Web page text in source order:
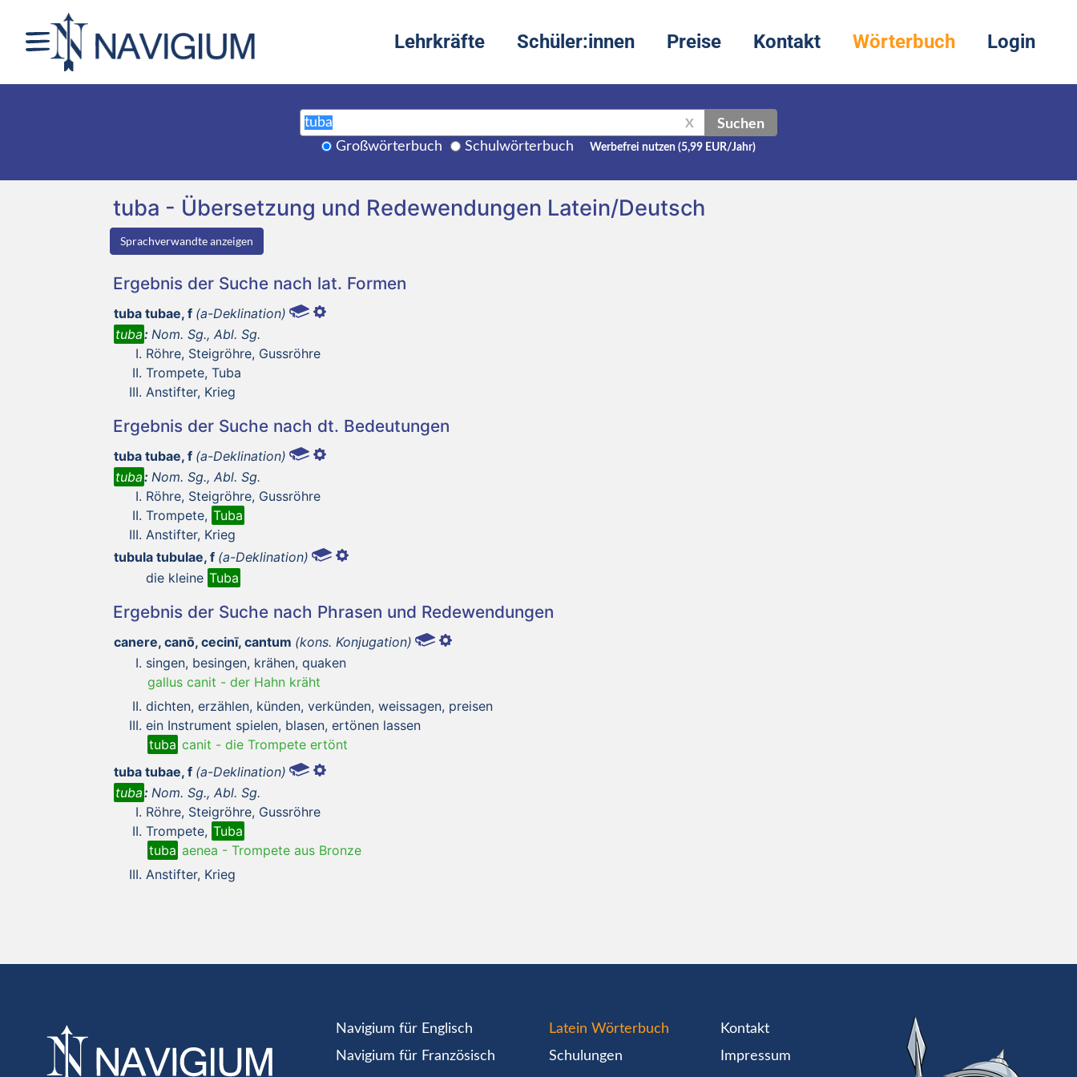
Lehrkräfte Schüler:innen Preise Kontakt Wörterbuch Login
X Suchen
Großwörterbuch Schulwörterbuch Werbefrei nutzen (5,99 EUR/Jahr)
tuba - Übersetzung und Redewendungen Latein/Deutsch
Sprachverwandte anzeigen
Ergebnis der Suche nach lat. Formen
tuba tubae, f (a-Deklination)
tuba: Nom. Sg., Abl. Sg.
Röhre, Steigröhre, Gussröhre
Trompete, Tuba
Anstifter, Krieg
Ergebnis der Suche nach dt. Bedeutungen
tuba tubae, f (a-Deklination)
tuba: Nom. Sg., Abl. Sg.
Röhre, Steigröhre, Gussröhre
Trompete, Tuba
Anstifter, Krieg
tubula tubulae, f (a-Deklination)
die kleine Tuba
Ergebnis der Suche nach Phrasen und Redewendungen
canere, canō, cecinī, cantum (kons. Konjugation)
singen, besingen, krähen, quaken
gallus canit - der Hahn kräht
dichten, erzählen, künden, verkünden, weissagen, preisen
ein Instrument spielen, blasen, ertönen lassen
tuba canit - die Trompete ertönt
tuba tubae, f (a-Deklination)
tuba: Nom. Sg., Abl. Sg.
Röhre, Steigröhre, Gussröhre
Trompete, Tuba
tuba aenea - Trompete aus Bronze
Anstifter, Krieg
Navigium für Englisch
Navigium für Französisch
Latein Wörterbuch
Schulungen
Kontakt
Impressum